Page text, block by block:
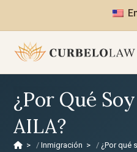
¿Por Qué
AILA?
> Inmigración > ¿Por qué